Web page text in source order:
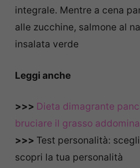
integrale. Mentre a cena
alle zucchine, salmone al
insalata verde
Leggi anche
>>> Dieta dimagrante
bruciare il grasso
>>> Test personalità:
scopri la tua personalità